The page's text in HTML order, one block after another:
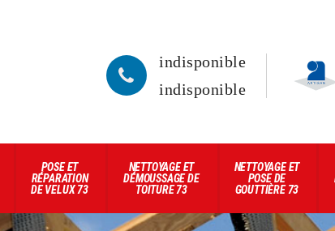
indisponible
indisponible
POSE ET
RÉPARATION
DE VELUX 73
NETTOYAGE ET
DÉMOUSSAGE DE
TOITURE 73
NETTOYAGE ET
POSE DE
GOUTTIÈRE 73